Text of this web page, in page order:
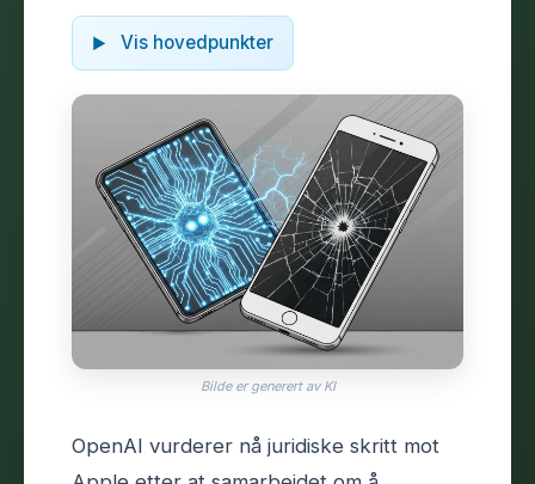
Vis hovedpunkter
Bilde er generert av KI
OpenAI vurderer nå juridiske skritt mot